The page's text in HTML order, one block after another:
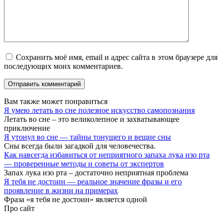
Сохранить моё имя, email и адрес сайта в этом браузере для
последующих моих комментариев.
Вам также может понравиться
Я умею летать во сне полезное искусство самопознания
Летать во сне – это великолепное и захватывающее
приключение
Я утонул во сне — тайны тонущего и вещие сны
Сны всегда были загадкой для человечества.
Как навсегда избавиться от неприятного запаха лука изо рта
— проверенные методы и советы от экспертов
Запах лука изо рта – достаточно неприятная проблема
Я тебя не достоин — реальное значение фразы и его
проявление в жизни на примерах
Фраза «я тебя не достоин» является одной
Про сайт